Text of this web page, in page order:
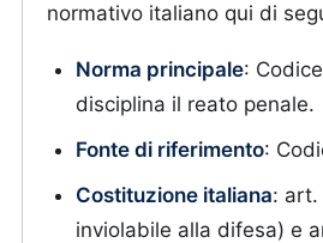
normativo italiano qui di
Norma principale:
disciplina il reato penale.
Fonte di riferimento:
Costituzione italiana:
inviolabile alla difesa) e